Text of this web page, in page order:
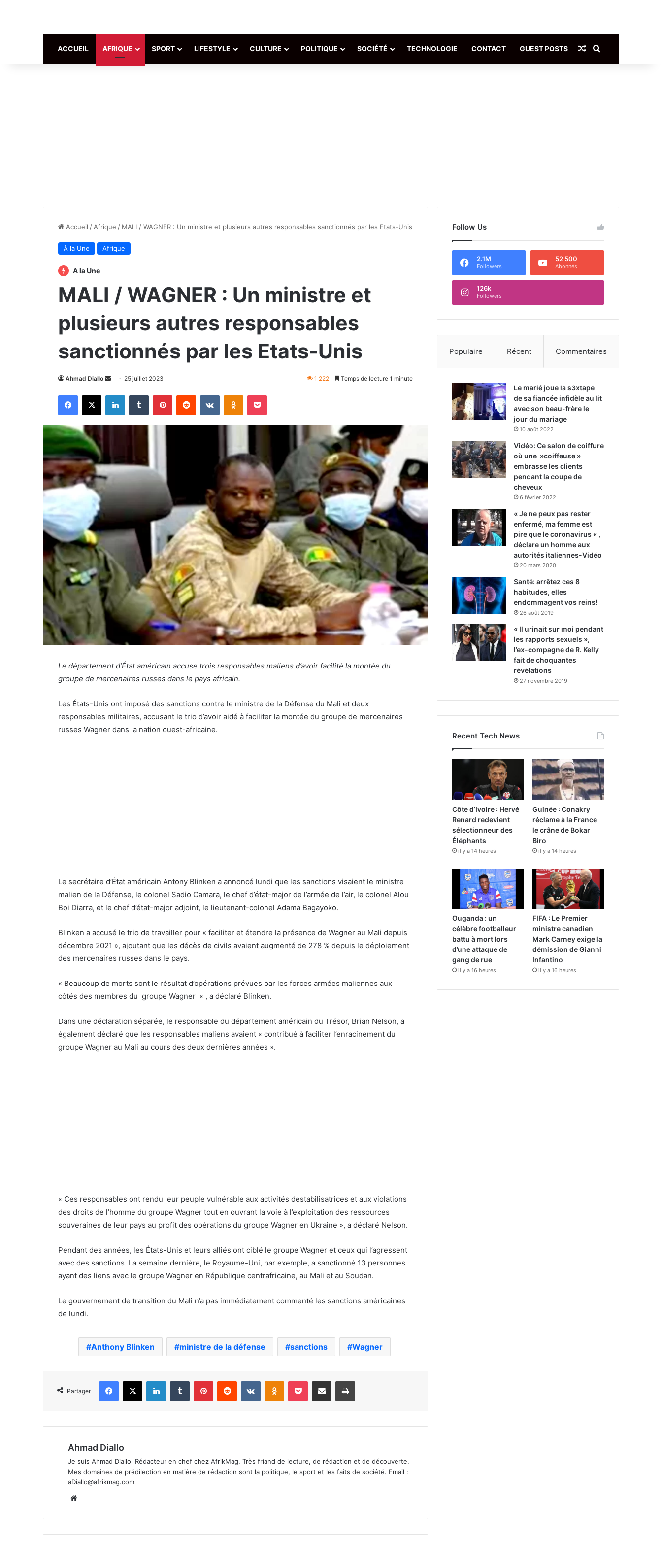
ACCUEIL AFRIQUE SPORT LIFESTYLE CULTURE POLITIQUE SOCIÉTÉ TECHNOLOGIE CONTACT GUEST POSTS Article Aléatoire
Accueil / Afrique / MALI / WAGNER : Un ministre et plusieurs autres responsables sanctionnés par les Etats-Unis
À la Une Afrique
A la Une
MALI / WAGNER : Un ministre et
plusieurs autres responsables
sanctionnés par les Etats-Unis
Ahmad Diallo
Envoyer
courriel
25 juillet 2023 1 222 Temps de lecture 1 minute
Facebook
X LinkedinTumblr PinterestReddit VKontakteOdnoklassniki
Pocket
Le département d’État américain accuse trois responsables maliens d’avoir facilité la montée du
groupe de mercenaires russes dans le pays africain.
Les États-Unis ont imposé des sanctions contre le ministre de la Défense du Mali et deux
responsables militaires, accusant le trio d’avoir aidé à faciliter la montée du groupe de mercenaires
russes Wagner dans la nation ouest-africaine.
Le secrétaire d’État américain Antony Blinken a annoncé lundi que les sanctions visaient le ministre
malien de la Défense, le colonel Sadio Camara, le chef d’état-major de l’armée de l’air, le colonel Alou
Boi Diarra, et le chef d’état-major adjoint, le lieutenant-colonel Adama Bagayoko.
Blinken a accusé le trio de travailler pour « faciliter et étendre la présence de Wagner au Mali depuis
décembre 2021 », ajoutant que les décès de civils avaient augmenté de 278 % depuis le déploiement
des mercenaires russes dans le pays.
« Beaucoup de morts sont le résultat d’opérations prévues par les forces armées maliennes aux
côtés des membres du groupe Wagner « , a déclaré Blinken.
Dans une déclaration séparée, le responsable du département américain du Trésor, Brian Nelson, a
également déclaré que les responsables maliens avaient « contribué à faciliter l’enracinement du
groupe Wagner au Mali au cours des deux dernières années ».
« Ces responsables ont rendu leur peuple vulnérable aux activités déstabilisatrices et aux violations
des droits de l’homme du groupe Wagner tout en ouvrant la voie à l’exploitation des ressources
souveraines de leur pays au profit des opérations du groupe Wagner en Ukraine », a déclaré Nelson.
Pendant des années, les États-Unis et leurs alliés ont ciblé le groupe Wagner et ceux qui l’agressent
avec des sanctions. La semaine dernière, le Royaume-Uni, par exemple, a sanctionné 13 personnes
ayant des liens avec le groupe Wagner en République centrafricaine, au Mali et au Soudan.
Le gouvernement de transition du Mali n’a pas immédiatement commenté les sanctions américaines
de lundi.
Anthony Blinken ministre de la défense sanctions Wagner
Partager
Facebook
X LinkedinTumblr PinterestReddit VKontakteOdnoklassniki
Pocket Partager par email Imprimer
Ahmad Diallo
Je suis Ahmad Diallo, Rédacteur en chef chez AfrikMag. Très friand de lecture, de rédaction et de découverte.
Mes domaines de prédilection en matière de rédaction sont la politique, le sport et les faits de société. Email :
aDiallo@afrikmag.com
Follow Us
2.1M
Followers
52 500
Abonnés
126k
Followers
Populaire Récent Commentaires
Le marié joue la s3xtape
de sa fiancée infidèle au lit
avec son beau-frère le
jour du mariage
10 août 2022
Vidéo: Ce salon de coiffure
où une »coiffeuse »
embrasse les clients
pendant la coupe de
cheveux
6 février 2022
« Je ne peux pas rester
enfermé, ma femme est
pire que le coronavirus « ,
déclare un homme aux
autorités italiennes-Vidéo
20 mars 2020
Santé: arrêtez ces 8
habitudes, elles
endommagent vos reins!
26 août 2019
« Il urinait sur moi pendant
les rapports sexuels »,
l’ex-compagne de R. Kelly
fait de choquantes
révélations
27 novembre 2019
Recent Tech News
Côte d’Ivoire : Hervé
Renard redevient
sélectionneur des
Éléphants
il y a 14 heures
Guinée : Conakry
réclame à la France
le crâne de Bokar
Biro
il y a 14 heures
Ouganda : un
célèbre footballeur
battu à mort lors
d’une attaque de
gang de rue
il y a 16 heures
FIFA : Le Premier
ministre canadien
Mark Carney exige la
démission de Gianni
Infantino
il y a 16 heures